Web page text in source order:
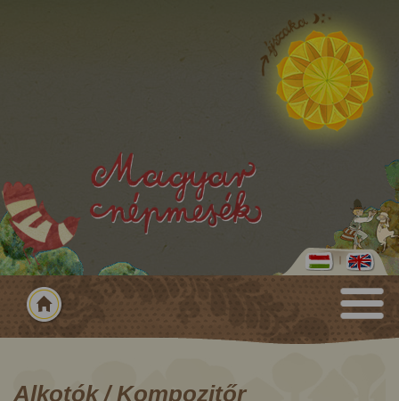
Alkotók / Kompozitőr